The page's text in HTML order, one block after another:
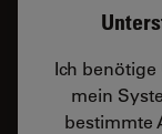
Ich
mein
bestimmte